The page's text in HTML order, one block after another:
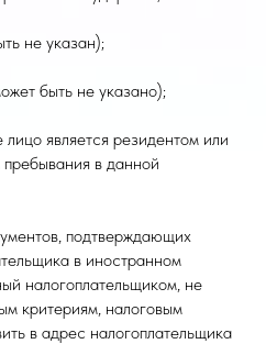
не указан);
быть не указано);
является резидентом или
в данной
подтверждающих
в иностранном
налогоплательщиком, не
критериям, налоговым
в адрес налогоплательщика